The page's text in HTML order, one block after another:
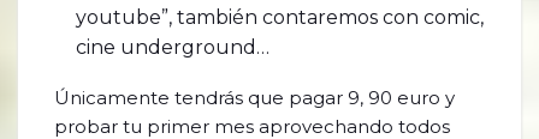
youtube”, también contaremos con comic,
cine underground…
Únicamente tendrás que pagar 9, 90 euro y
probar tu primer mes aprovechando todos